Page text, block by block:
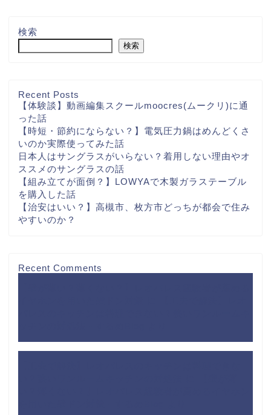
検索
検索
Recent Posts
【体験談】動画編集スクールmoocres(ムークリ)に通
った話
【時短・節約にならない？】電気圧力鍋はめんどくさ
いのか実際使ってみた話
日本人はサングラスがいらない？着用しない理由やオ
ススメのサングラスの話
【組み立てが面倒？】LOWYAで木製ガラステーブル
を購入した話
【治安はいい？】高槻市、枚方市どっちが都会で住み
やすいのか？
Recent Comments